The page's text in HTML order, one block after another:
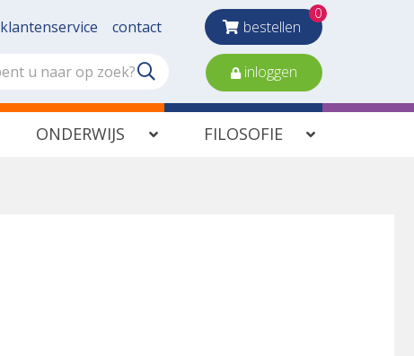
klantenservice contact bestellen
0
inloggen
ONDERWIJS FILOSOFIE